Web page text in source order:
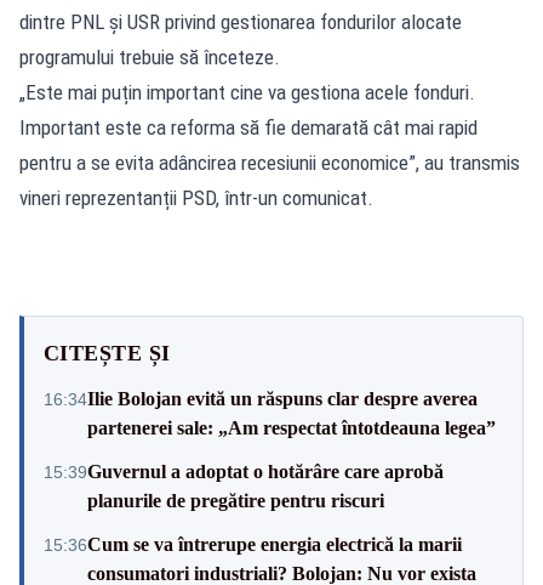
dintre PNL și USR privind gestionarea fondurilor alocate
programului trebuie să înceteze.
„Este mai puțin important cine va gestiona acele fonduri.
Important este ca reforma să fie demarată cât mai rapid
pentru a se evita adâncirea recesiunii economice”, au transmis
vineri reprezentanții PSD, într-un comunicat.
CITEȘTE ȘI
16:34Ilie Bolojan evită un răspuns clar despre averea
partenerei sale: „Am respectat întotdeauna legea”
15:39Guvernul a adoptat o hotărâre care aprobă
planurile de pregătire pentru riscuri
15:36Cum se va întrerupe energia electrică la marii
consumatori industriali? Bolojan: Nu vor exista